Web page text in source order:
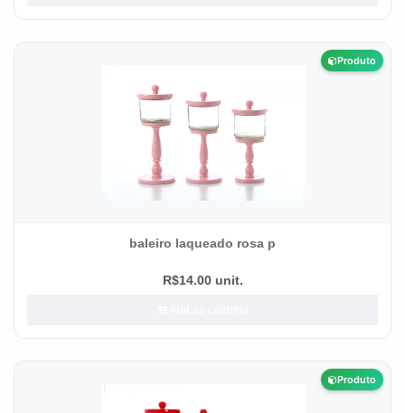
Produto
baleiro laqueado rosa p
R$14.00 unit.
Produto